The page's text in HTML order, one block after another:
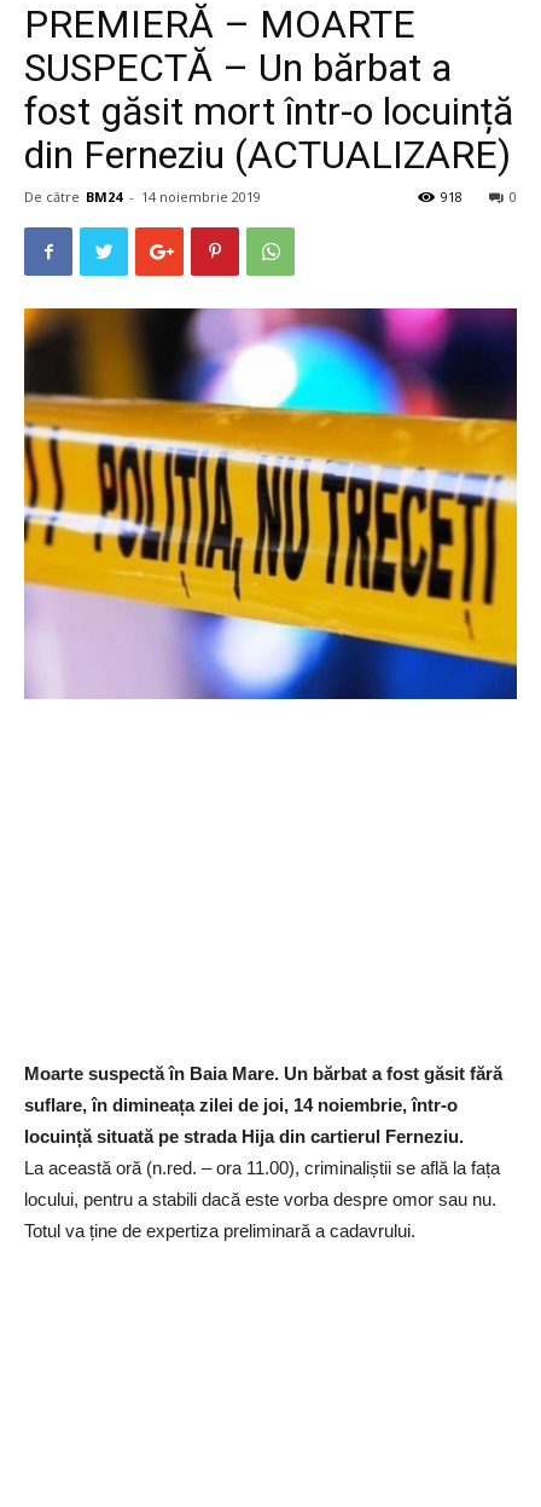
PREMIERĂ – MOARTE
SUSPECTĂ – Un bărbat a
fost găsit mort într-o locuință
din Ferneziu (ACTUALIZARE)
De către BM24 - 14 noiembrie 2019 0
918
Moarte suspectă în Baia Mare. Un bărbat a fost găsit fără
suflare, în dimineața zilei de joi, 14 noiembrie, într-o
locuință situată pe strada Hija din cartierul Ferneziu.
La această oră (n.red. – ora 11.00), criminaliștii se află la fața
locului, pentru a stabili dacă este vorba despre omor sau nu.
Totul va ține de expertiza preliminară a cadavrului.